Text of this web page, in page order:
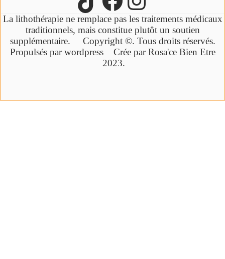
La lithothérapie ne remplace pas les traitements médicaux
traditionnels, mais constitue plutôt un soutien
supplémentaire. Copyright ©. Tous droits réservés.
Propulsés par wordpress Crée par Rosa'ce Bien Etre
2023.